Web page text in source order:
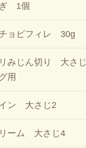
1個
ョビフィレ 30g
みじん切り 大さ
用
ン 大さじ2
ーム 大さじ4